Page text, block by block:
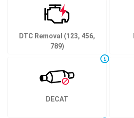
DTC Removal (123, 456,
789)
DECAT